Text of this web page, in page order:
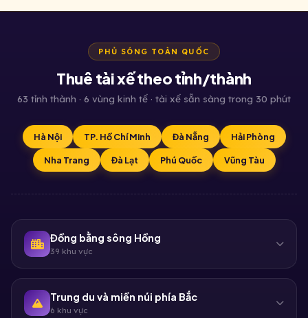
PHỦ SÓNG TOÀN QUỐC
Thuê tài xế theo tỉnh/thành
63 tỉnh thành · 6 vùng kinh tế · tài xế sẵn sàng trong 30 phút
Hà Nội TP. Hồ Chí Minh Đà Nẵng Hải Phòng
Nha Trang Đà Lạt Phú Quốc Vũng Tàu
Đồng bằng sông Hồng
39 khu vực
Trung du và miền núi phía Bắc
6 khu vực